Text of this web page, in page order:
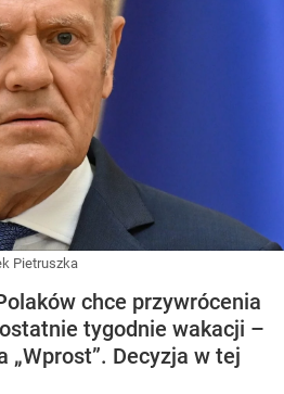
Pietruszka
chce przywrócenia
tygodnie wakacji –
„Wprost”. Decyzja w tej